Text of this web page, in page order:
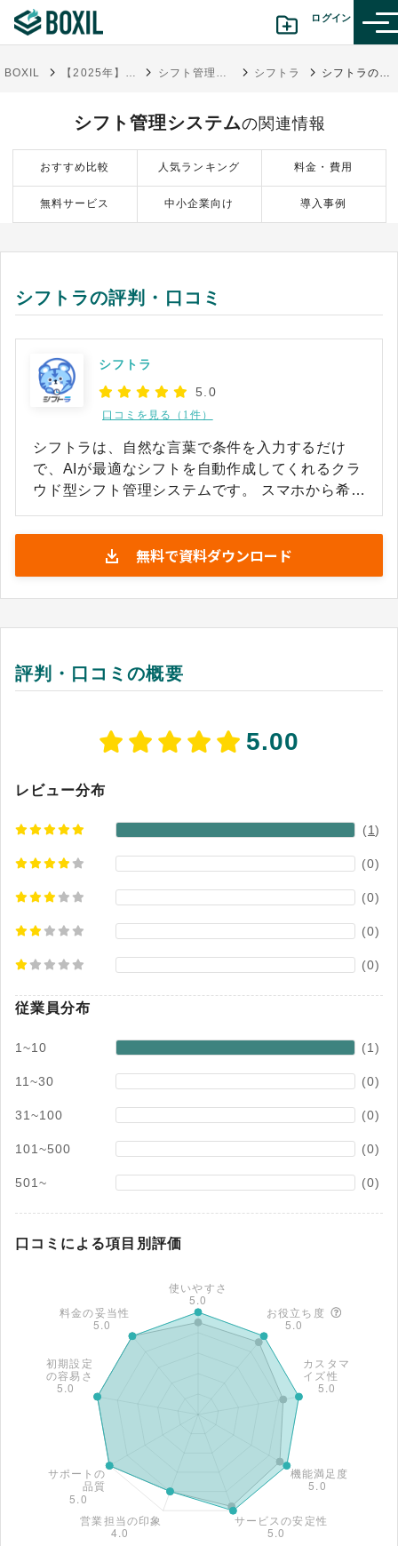
ログイン
診断から探す(β版)
記事から探す
BOXIL 【2025年】シフト管理システム比較13選！選び方・おすすめサービス シフト管理システム シフトラ シフトラの評判・口コミ
シフト管理システムの関連情報
おすすめ比較 人気ランキング 料金・費用
無料サービス 中小企業向け 導入事例
シフトラの評判・口コミ
シフトラ
5.0
口コミを見る（1件）
シフトラは、自然な言葉で条件を入力するだけ
で、AIが最適なシフトを自動作成してくれるクラ
ウド型シフト管理システムです。 スマホから希望
送信可能です。管理者が「AさんとBさんは別」と
いった要望を日常的な言葉で入力することで、生
成AIが意図を解析してルールとして認識します。
また、法令やスタッフのスキルといった複雑な条
は、既存のExcelへ直接出力し、勤怠管理システ
ムと連携して、承認やコスト見積もりを一本化で
無料で資料ダウンロード
評判・口コミの概要
5.00
レビュー分布
(1)
(0)
(0)
(0)
(0)
従業員分布
1~10 (1)
11~30 (0)
31~100 (0)
101~500 (0)
501~ (0)
口コミによる項目別評価